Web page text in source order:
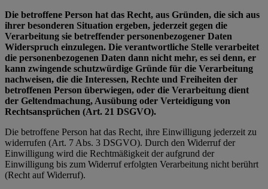
Die betroffene Person hat das Recht, aus Gründen, die sich aus
ihrer besonderen Situation ergeben, jederzeit gegen die
Verarbeitung sie betreffender personenbezogener Daten
Widerspruch einzulegen. Die verantwortliche Stelle verarbeitet
die personenbezogenen Daten dann nicht mehr, es sei denn, er
kann zwingende schutzwürdige Gründe für die Verarbeitung
nachweisen, die die Interessen, Rechte und Freiheiten der
betroffenen Person überwiegen, oder die Verarbeitung dient
der Geltendmachung, Ausübung oder Verteidigung von
Rechtsansprüchen (Art. 21 DSGVO).
Die betroffene Person hat das Recht, ihre Einwilligung jederzeit zu
widerrufen (Art. 7 Abs. 3 DSGVO). Durch den Widerruf der
Einwilligung wird die Rechtmäßigkeit der aufgrund der
Einwilligung bis zum Widerruf erfolgten Verarbeitung nicht berührt
(Recht auf Widerruf).